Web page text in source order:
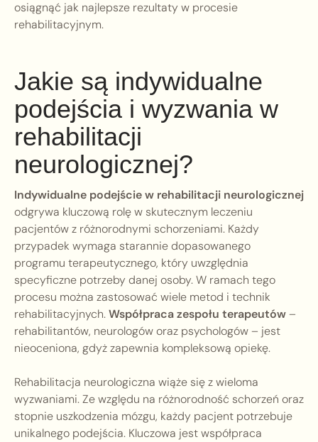
osiągnąć jak najlepsze rezultaty w procesie
rehabilitacyjnym.
Jakie są indywidualne
podejścia i wyzwania w
rehabilitacji
neurologicznej?
Indywidualne podejście w rehabilitacji neurologicznej
odgrywa kluczową rolę w skutecznym leczeniu
pacjentów z różnorodnymi schorzeniami. Każdy
przypadek wymaga starannie dopasowanego
programu terapeutycznego, który uwzględnia
specyficzne potrzeby danej osoby. W ramach tego
procesu można zastosować wiele metod i technik
rehabilitacyjnych.Współpraca zespołu terapeutów–
rehabilitantów, neurologów oraz psychologów – jest
nieoceniona, gdyż zapewnia kompleksową opiekę.
Rehabilitacja neurologiczna wiąże się z wieloma
wyzwaniami. Ze względu na różnorodność schorzeń oraz
stopnie uszkodzenia mózgu, każdy pacjent potrzebuje
unikalnego podejścia. Kluczowa jest współpraca